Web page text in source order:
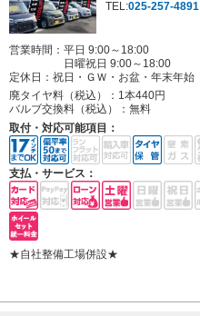
TEL:025-257-4891
営業時間：平日 9:00～18:00
日曜祝日 9:00～18:00
定休日： 祝日・ＧＷ・お盆・年末年始
廃タイヤ料（税込）： 1本440円
バルブ交換料（税込）： 無料
取付・対応可能項目：
支払・サービス：
★自社整備工場併設★